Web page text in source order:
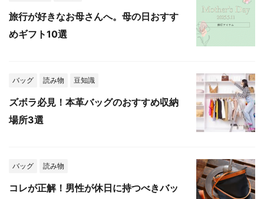
旅行が好きなお母さんへ。母の日おすす
めギフト10選
バッグ 読み物 豆知識
ズボラ必見！本革バッグのおすすめ収納
場所3選
バッグ 読み物
コレが正解！男性が休日に持つべきバッ